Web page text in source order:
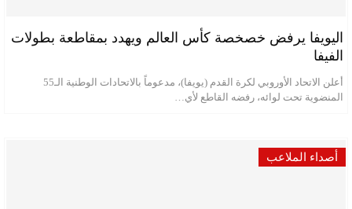
اليويفا يرفض خصخصة كأس العالم ويهدد بمقاطعة بطولات
الفيفا
أعلن الاتحاد الأوروبي لكرة القدم (يويفا)، مدعوماً بالاتحادات الوطنية الـ55
المنضوية تحت لوائه، رفضه القاطع لأي…
أصداء الملاعب